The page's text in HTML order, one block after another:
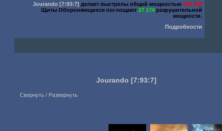
Jourando [7:93:7] делает выстрелы общей мощностью192 438
Щиты Обороняющихся поглощают27 174 разрушительной
мощности.
Подробности
Jourando [7:93:7]
Свернуть / Развернуть